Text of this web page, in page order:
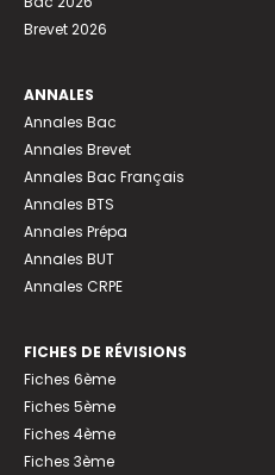
Brevet 2026
ANNALES
Annales Bac
Annales Brevet
Annales Bac Français
Annales BTS
Annales Prépa
Annales BUT
Annales CRPE
FICHES DE RÉVISIONS
Fiches 6ème
Fiches 5ème
Fiches 4ème
Fiches 3ème